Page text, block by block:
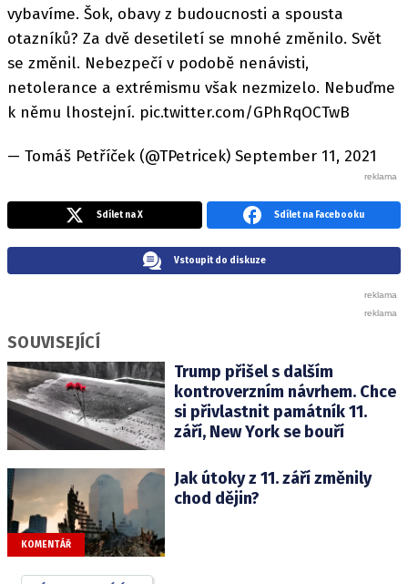
vybavíme. Šok, obavy z budoucnosti a spousta
otazníků? Za dvě desetiletí se mnohé změnilo. Svět
se změnil. Nebezpečí v podobě nenávisti,
netolerance a extrémismu však nezmizelo. Nebuďme
k němu lhostejní. pic.twitter.com/GPhRqOCTwB
— Tomáš Petříček (@TPetricek) September 11, 2021
Sdílet na X Sdílet na Facebooku
Vstoupit do diskuze
SOUVISEJÍCÍ
Trump přišel s dalším
kontroverzním návrhem. Chce
si přivlastnit památník 11.
září, New York se bouří
KOMENTÁŘ
Jak útoky z 11. září změnily
chod dějin?